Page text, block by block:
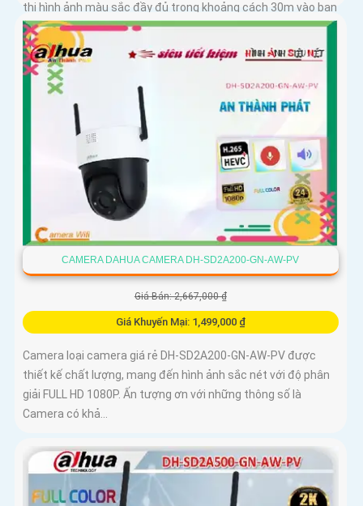
thị hình ảnh màu sắc đầy đủ trong khoảng cách 30m vào ban
đêm
CAMERA DAHUA CAMERA DH-SD2A200-GN-AW-PV
Giá Bán: 2,667,000 ₫
Giá Khuyến Mại: 1,499,000 ₫
Camera loại camera giá rẻ DH-SD2A200-GN-AW-PV được
thiết kế chất lượng, mang đến hình ảnh sắc nét với độ phân
giải FULL HD 1080P. Ấn tượng ơn với những thông số là
Camera có khả...